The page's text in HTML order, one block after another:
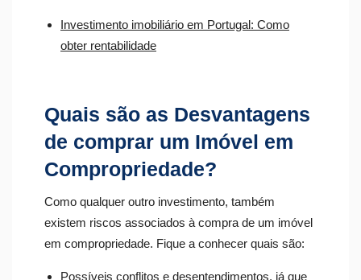
Investimento imobiliário em Portugal: Como
obter rentabilidade
Quais são as Desvantagens
de comprar um Imóvel em
Compropriedade?
Como qualquer outro investimento, também
existem riscos associados à compra de um imóvel
em compropriedade. Fique a conhecer quais são:
Possíveis conflitos e desentendimentos, já que